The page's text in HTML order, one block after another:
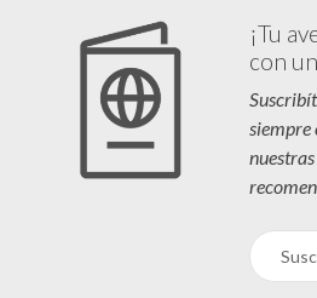
¡Tu
con
siempre